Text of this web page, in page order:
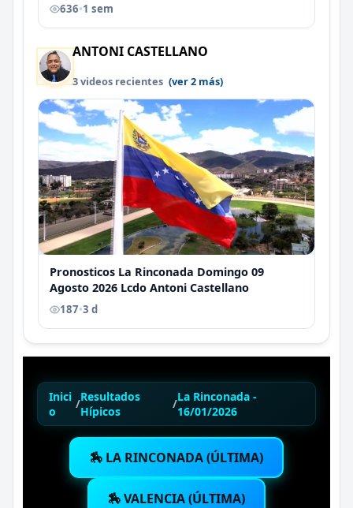
636•1 sem
ANTONI CASTELLANO
3 videos recientes (ver 2 más)
Pronosticos La Rinconada Domingo 09
Agosto 2026 Lcdo Antoni Castellano
187•3 d
Inici
o
/Resultados
Hípicos
/La Rinconada -
16/01/2026
🏇 LA RINCONADA (ÚLTIMA)
🏇 VALENCIA (ÚLTIMA)